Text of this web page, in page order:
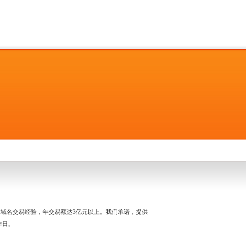
名交易经验，年交易额达3亿元以上。我们承诺，提供
。